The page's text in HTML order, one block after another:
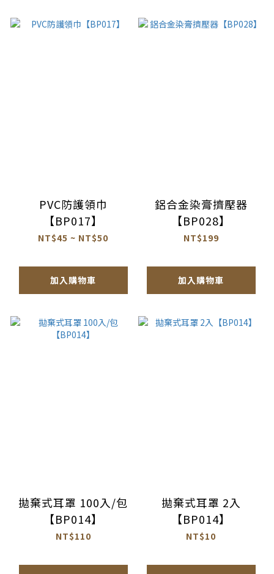
PVC防護領巾
【BP017】
NT$45 ~ NT$50
加入購物車
鋁合金染膏擠壓器
【BP028】
NT$199
加入購物車
拋棄式耳罩 100入/包
【BP014】
NT$110
拋棄式耳罩 2入
【BP014】
NT$10